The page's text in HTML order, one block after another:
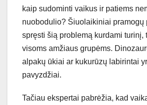
kaip sudominti vaikus ir patiems
nuobodulio? Šiuolaikiniai pramogų
spręsti šią problemą kurdami turinį,
visoms amžiaus grupėms.
alpakų ūkiai ar kukurūzų labirintai
pavyzdžiai.
Tačiau ekspertai pabrėžia, kad